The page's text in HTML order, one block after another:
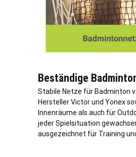
Beständige
Stabile Netze für Badminton
Hersteller Victor und Yonex
Innenräume als auch für
jeder Spielsituation
ausgezeichnet für Training